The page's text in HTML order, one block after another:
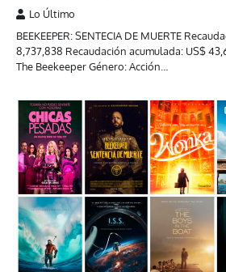
Lo Último
BEEKEEPER: SENTECIA DE MUERTE
8,737,838 Recaudación acumulada: US$
The Beekeeper Género: Acción…